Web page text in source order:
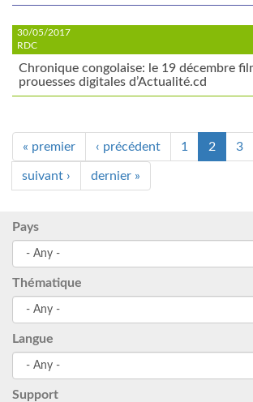
30/05/2017
RDC
Chronique congolaise: le 19 décembre
prouesses digitales d’Actualité.cd
« premier ‹ précédent 1 2 3
suivant › dernier »
Pays
Thématique
Langue
Support